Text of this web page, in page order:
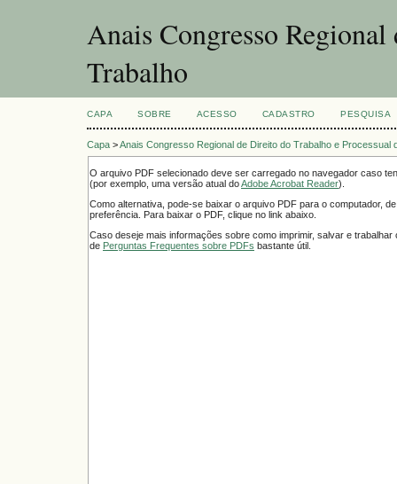
Anais Congresso
Trabalho
CAPA SOBRE ACESSO CADASTRO PESQUISA
Capa >Anais Congresso Regional de Direito do Trabalho e Processual
O arquivo PDF selecionado deve ser carregado no navegador caso
(por exemplo, uma versão atual doAdobe Acrobat Reader).
Como alternativa, pode-se baixar o arquivo PDF para o computador,
preferência. Para baixar o PDF, clique no link abaixo.
Caso deseje mais informações sobre como imprimir, salvar e
de Perguntas Frequentes sobre PDFs bastante útil.